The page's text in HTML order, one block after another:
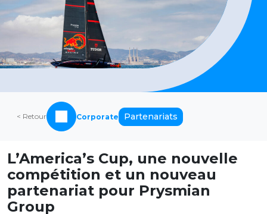
< Retour Corporate Partenariats
L’America’s Cup, une nouvelle
compétition et un nouveau
partenariat pour Prysmian
Group